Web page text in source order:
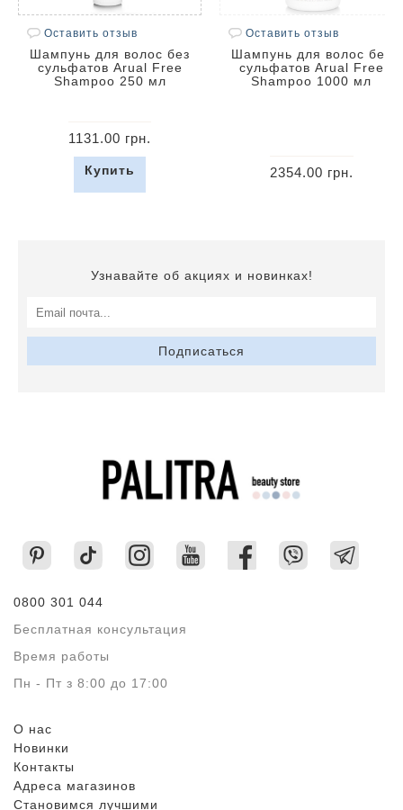
Оставить отзыв
Шампунь для волос без
сульфатов Arual Free
Shampoo 250 мл
1131.00 грн.
Купить
Оставить отзыв
Шампунь для волос без
сульфатов Arual Free
Shampoo 1000 мл
2354.00 грн.
Узнавайте об акциях и новинках!
Подписаться
0800 301 044
Бесплатная консультация
Время работы
Пн - Пт з 8:00 до 17:00
О нас
Новинки
Контакты
Адреса магазинов
Становимся лучшими